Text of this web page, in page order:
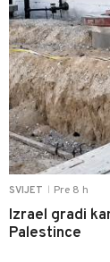
SVIJET Pre 8 h
Izrael gradi
Palestince